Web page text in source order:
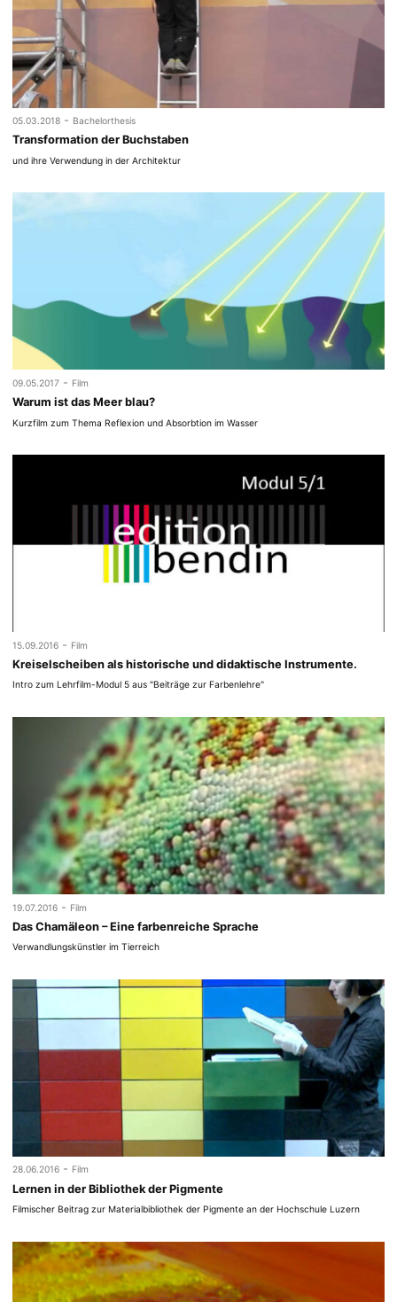
05.03.2018 - Bachelorthesis
Transformation der Buchstaben
und ihre Verwendung in der Architektur
09.05.2017 - Film
Warum ist das Meer blau?
Kurzfilm zum Thema Reflexion und Absorbtion im Wasser
15.09.2016 - Film
Kreiselscheiben als historische und didaktische Instrumente.
Intro zum Lehrfilm-Modul 5 aus "Beiträge zur Farbenlehre"
19.07.2016 - Film
Das Chamäleon – Eine farbenreiche Sprache
Verwandlungskünstler im Tierreich
28.06.2016 - Film
Lernen in der Bibliothek der Pigmente
Filmischer Beitrag zur Materialbibliothek der Pigmente an der Hochschule Luzern